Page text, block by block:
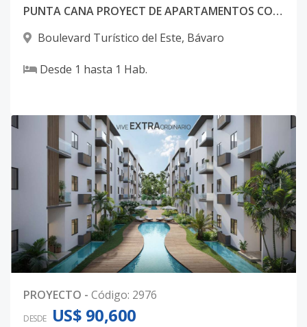
PUNTA CANA PROYECT DE APARTAMENTOS CONCEPTO SOLO ADULTOS APARTAMENTOS DESDE USD125,900 SINGLE1 FASE 2
Boulevard Turístico del Este, Bávaro
Desde 1 hasta 1 Hab.
PROYECTO - Código: 2976
DESDE US$ 90,600